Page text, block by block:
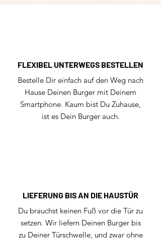
FLEXIBEL UNTERWEGS BESTELLEN
Bestelle Dir einfach auf den Weg nach
Hause Deinen Burger mit Deinem
Smartphone. Kaum bist Du Zuhause,
ist es Dein Burger auch.
LIEFERUNG BIS AN DIE HAUSTÜR
Du brauchst keinen Fuß vor die Tür zu
setzen. Wir liefern Deinen Burger bis
zu Deiner Türschwelle, und zwar ohne